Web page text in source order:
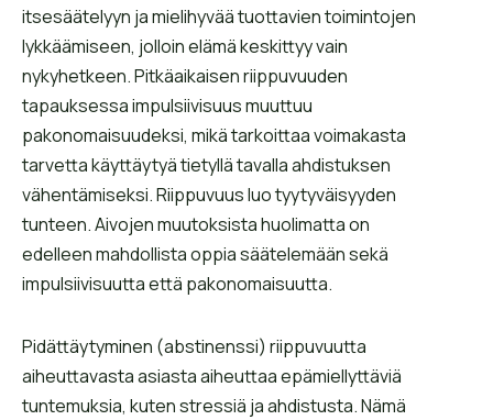
itsesäätelyyn ja mielihyvää tuottavien toimintojen
lykkäämiseen, jolloin elämä keskittyy vain
nykyhetkeen. Pitkäaikaisen riippuvuuden
tapauksessa impulsiivisuus muuttuu
pakonomaisuudeksi, mikä tarkoittaa voimakasta
tarvetta käyttäytyä tietyllä tavalla ahdistuksen
vähentämiseksi. Riippuvuus luo tyytyväisyyden
tunteen. Aivojen muutoksista huolimatta on
edelleen mahdollista oppia säätelemään sekä
impulsiivisuutta että pakonomaisuutta.
Pidättäytyminen (abstinenssi) riippuvuutta
aiheuttavasta asiasta aiheuttaa epämiellyttäviä
tuntemuksia, kuten stressiä ja ahdistusta. Nämä